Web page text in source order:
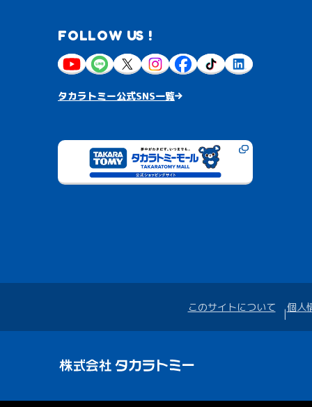
FOLLOW US !
タカラトミー公式SNS一覧
このサイトについて 個人